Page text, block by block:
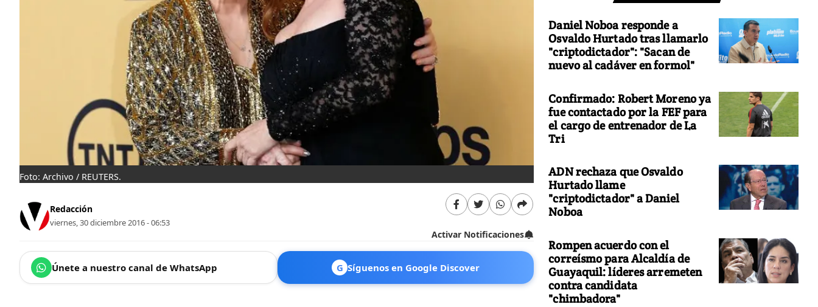
Foto: Archivo / REUTERS.
Redacción
viernes, 30 diciembre 2016 - 06:53
Activar Notificaciones
Únete a nuestro canal de WhatsApp G Síguenos en Google Discover
Daniel Noboa responde a
Osvaldo Hurtado tras llamarlo
"criptodictador": "Sacan de
nuevo al cadáver en formol"
Confirmado: Robert Moreno ya
fue contactado por la FEF para
el cargo de entrenador de La
Tri
ADN rechaza que Osvaldo
Hurtado llame
"criptodictador" a Daniel
Noboa
Rompen acuerdo con el
correísmo para Alcaldía de
Guayaquil: líderes arremeten
contra candidata
"chimbadora"